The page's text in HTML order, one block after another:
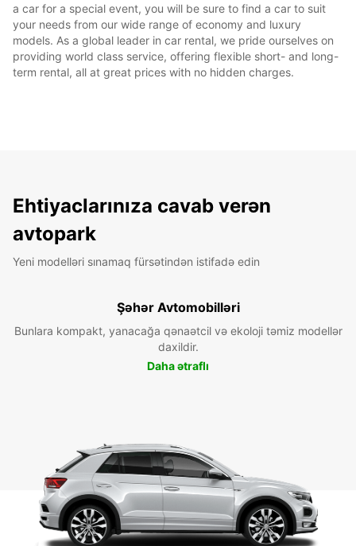
a car for a special event, you will be sure to find a car to suit
your needs from our wide range of economy and luxury
models. As a global leader in car rental, we pride ourselves on
providing world class service, offering flexible short- and long-
term rental, all at great prices with no hidden charges.
Ehtiyaclarınıza cavab verən
avtopark
Yeni modelləri sınamaq fürsətindən istifadə edin
Şəhər Avtomobilləri
Bunlara kompakt, yanacağa qənaətcil və ekoloji təmiz modellər
daxildir.
Daha ətraflı